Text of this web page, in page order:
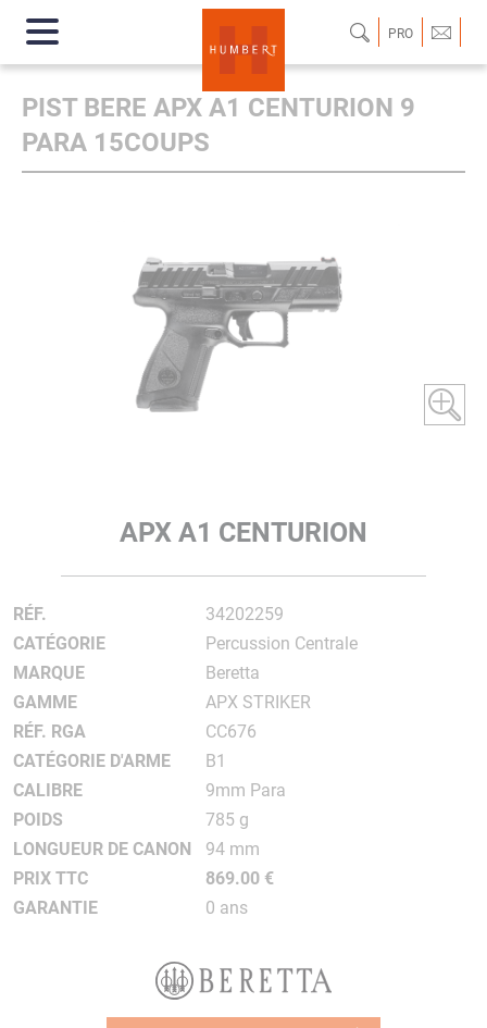
PRO
PIST BERE APX A1 CENTURION 9
PARA 15COUPS
APX A1 CENTURION
RÉF.
34202259
CATÉGORIE
Percussion Centrale
MARQUE
Beretta
GAMME
APX STRIKER
RÉF. RGA
CC676
CATÉGORIE D'ARME
B1
CALIBRE
9mm Para
POIDS
785 g
LONGUEUR DE CANON
94 mm
PRIX TTC
869.00 €
GARANTIE
0 ans